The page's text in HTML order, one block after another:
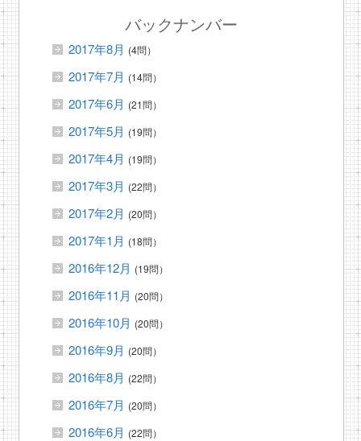
バックナンバー
2017年8月 (4問）
2017年7月 (14問）
2017年6月 (21問）
2017年5月 (19問）
2017年4月 (19問）
2017年3月 (22問）
2017年2月 (20問）
2017年1月 (18問）
2016年12月 (19問）
2016年11月 (20問）
2016年10月 (20問）
2016年9月 (20問）
2016年8月 (22問）
2016年7月 (20問）
2016年6月 (22問）